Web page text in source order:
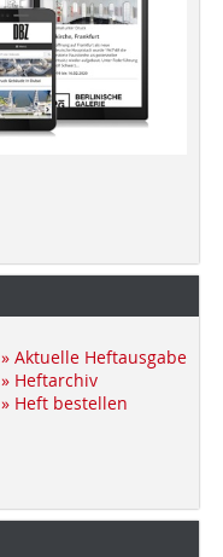
» Aktuelle Heftausgabe
» Heftarchiv
» Heft bestellen